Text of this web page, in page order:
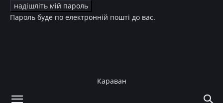
Пароль буде по електронній пошті до вас.
Караван